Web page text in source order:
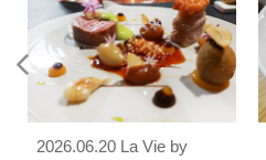
2026.06.20 La Vie by